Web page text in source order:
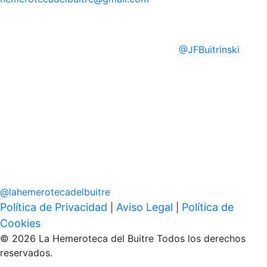
@JFBuitrinski
@lahemerotecadelbuitre
Política de Privacidad Aviso Legal
Política de
Cookies
© 2026 La Hemeroteca del Buitre Todos los derechos
reservados.